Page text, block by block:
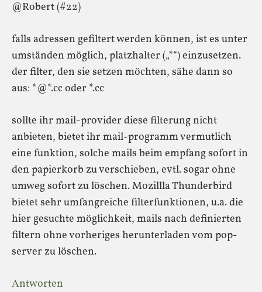
@Robert (#22)
falls adressen gefiltert werden können, ist es unter
umständen möglich, platzhalter („*“) einzusetzen.
der filter, den sie setzen möchten, sähe dann so
aus: *@*.cc oder *.cc
sollte ihr mail-provider diese filterung nicht
anbieten, bietet ihr mail-programm vermutlich
eine funktion, solche mails beim empfang sofort in
den papierkorb zu verschieben, evtl. sogar ohne
umweg sofort zu löschen. Mozillla Thunderbird
bietet sehr umfangreiche filterfunktionen, u.a. die
hier gesuchte möglichkeit, mails nach definierten
filtern ohne vorheriges herunterladen vom pop-
server zu löschen.
Antworten